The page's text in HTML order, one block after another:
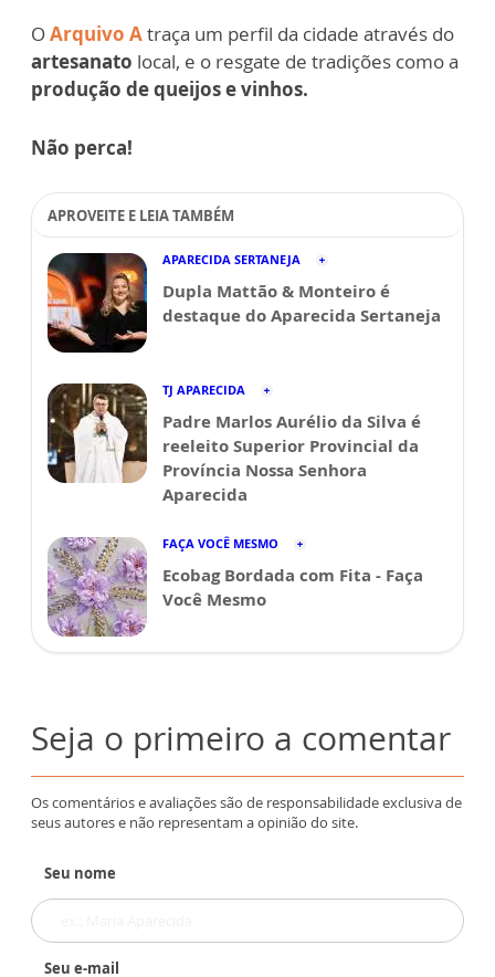
OArquivo Atraça um perfil da cidade através do
artesanato local, e o resgate de tradições como a
produção de queijos e vinhos.
Não perca!
APROVEITE E LEIA TAMBÉM
APARECIDA SERTANEJA
Dupla Mattão & Monteiro é
destaque do Aparecida Sertaneja
TJ APARECIDA
Padre Marlos Aurélio da Silva é
reeleito Superior Provincial da
Província Nossa Senhora
Aparecida
FAÇA VOCÊ MESMO
Ecobag Bordada com Fita - Faça
Você Mesmo
Seja o primeiro a comentar
Os comentários e avaliações são de responsabilidade exclusiva de
seus autores e não representam a opinião do site.
Seu nome
Seu e-mail